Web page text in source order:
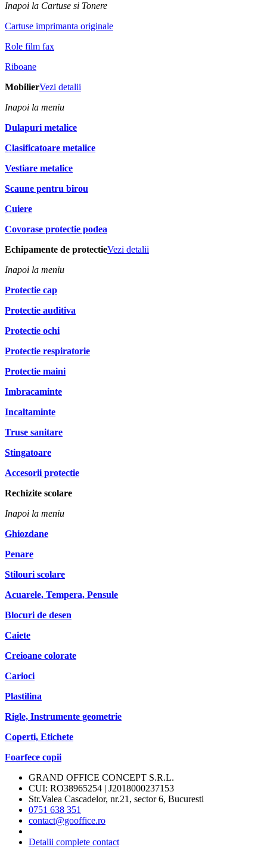
Inapoi la Cartuse si Tonere
Cartuse imprimanta originale
Role film fax
Riboane
MobilierVezi detalii
Inapoi la meniu
Dulapuri metalice
Clasificatoare metalice
Vestiare metalice
Scaune pentru birou
Cuiere
Covorase protectie podea
Echipamente de protectieVezi detalii
Inapoi la meniu
Protectie cap
Protectie auditiva
Protectie ochi
Protectie respiratorie
Protectie maini
Imbracaminte
Incaltaminte
Truse sanitare
Stingatoare
Accesorii protectie
Rechizite scolare
Inapoi la meniu
Ghiozdane
Penare
Stilouri scolare
Acuarele, Tempera, Pensule
Blocuri de desen
Caiete
Creioane colorate
Carioci
Plastilina
Rigle, Instrumente geometrie
Coperti, Etichete
Foarfece copii
GRAND OFFICE CONCEPT S.R.L.
CUI: RO38965254 | J2018000237153
Str.Valea Cascadelor, nr.21, sector 6, Bucuresti
0751 638 351
contact@gooffice.ro
Detalii complete contact